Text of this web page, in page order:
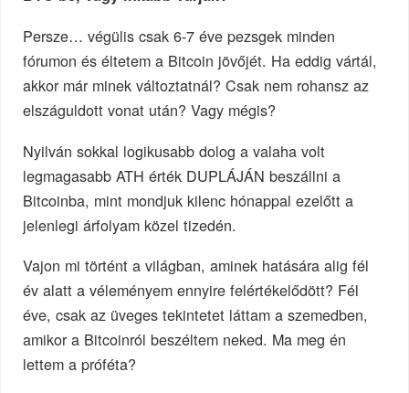
Persze… végülis csak 6-7 éve pezsgek minden
fórumon és éltetem a Bitcoin jövőjét. Ha eddig vártál,
akkor már minek változtatnál? Csak nem rohansz az
elszáguldott vonat után? Vagy mégis?
Nyilván sokkal logikusabb dolog a valaha volt
legmagasabb ATH érték DUPLÁJÁN beszállni a
Bitcoinba, mint mondjuk kilenc hónappal ezelőtt a
jelenlegi árfolyam közel tizedén.
Vajon mi történt a világban, aminek hatására alig fél
év alatt a véleményem ennyire felértékelődött? Fél
éve, csak az üveges tekintetet láttam a szemedben,
amikor a Bitcoinról beszéltem neked. Ma meg én
lettem a próféta?